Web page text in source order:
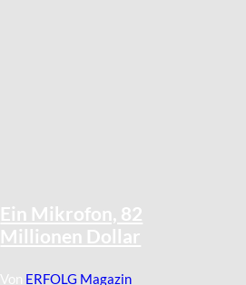
Ein Mikrofon, 82
Millionen Dollar
Von ERFOLG Magazin